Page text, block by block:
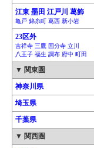
江東 墨田 江戸川 葛飾
亀戸 錦糸町 葛西 新小岩
23区外
吉祥寺 三鷹 国分寺 立川
八王子 福生 調布 府中 町田
▼ 関東圏
神奈川県
埼玉県
千葉県
▼ 関西圏